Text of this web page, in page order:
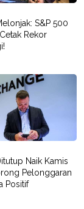
S&P 500
Rekor
Naik Kamis
Pelonggaran
Positif